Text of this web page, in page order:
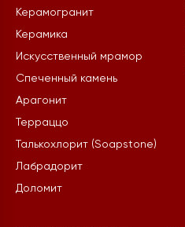
Керамогранит
Керамика
Искусственный мрамор
Спеченный камень
Арагонит
Терраццо
Талькохлорит (Soapstone)
Лабрадорит
Доломит